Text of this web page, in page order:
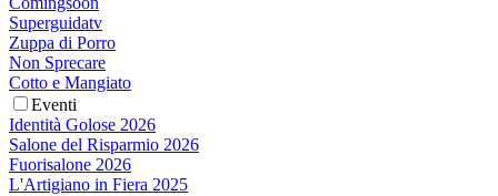
Superguidatv
Zuppa di Porro
Non Sprecare
Cotto e Mangiato
Eventi
Identità Golose 2026
Salone del Risparmio 2026
Fuorisalone 2026
L'Artigiano in Fiera 2025